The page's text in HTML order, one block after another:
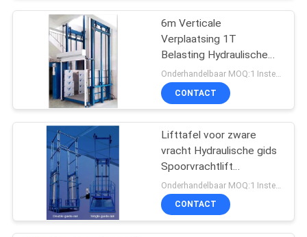
Luchtwerkplatform
boomlift
6m Verticale
Verplaatsing 1T
Belasting Hydraulische
Magazijn Goederenlift
Verticale Magazijn
Industriële Lift
CONTACT
Lifttafel voor zware
vracht Hydraulische gids
Spoorvrachtlift
Liftplatform
CONTACT